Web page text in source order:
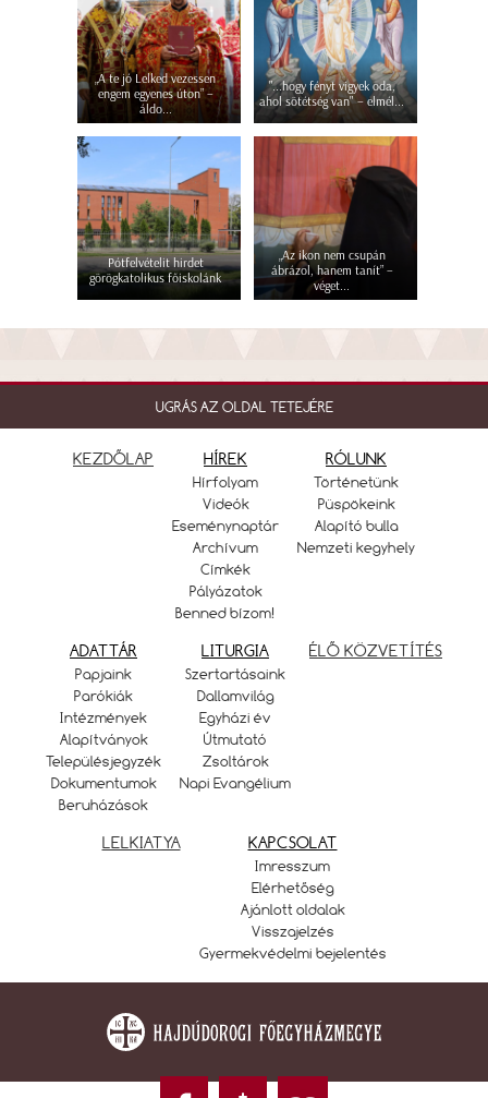
„A te jó Lelked vezessen
engem egyenes úton” –
áldo...
"...hogy fényt vigyek oda,
ahol sötétség van" – elmél...
Pótfelvételit hirdet
görögkatolikus főiskolánk
„Az ikon nem csupán
ábrázol, hanem tanít” –
véget...
UGRÁS AZ OLDAL TETEJÉRE
KEZDŐLAP HÍREK
Hírfolyam
Videók
Eseménynaptár
Archívum
Címkék
Pályázatok
Benned bízom!
RÓLUNK
Történetünk
Püspökeink
Alapító bulla
Nemzeti kegyhely
ADATTÁR
Papjaink
Parókiák
Intézmények
Alapítványok
Településjegyzék
Dokumentumok
Beruházások
LITURGIA
Szertartásaink
Dallamvilág
Egyházi év
Útmutató
Zsoltárok
Napi Evangélium
ÉLŐ KÖZVETÍTÉS
LELKIATYA KAPCSOLAT
Imresszum
Elérhetőség
Ajánlott oldalak
Visszajelzés
Gyermekvédelmi bejelentés